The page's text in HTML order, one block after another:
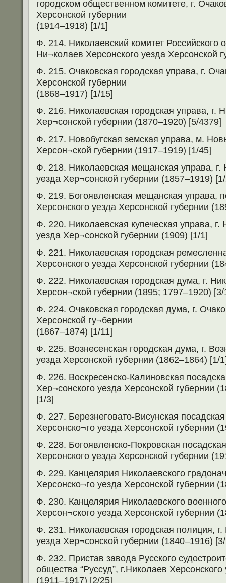
городском общественном комитете, г.
Херсонской губернии
(1914–1918) [1/1]
Ф. 214. Николаевский комитет Российского
Ни¬колаев Херсонского уезда Херсонской
Ф. 215. Очаковская городская управа, г.
Херсонской губернии
(1868–1917) [1/15]
Ф. 216. Николаевская городская управа, г.
Хер¬сонской губернии (1870–1920) [5/4379]
Ф. 217. Новобугская земская управа, м.
Херсон¬ской губернии (1917–1919) [1/45]
Ф. 218. Николаевская мещанская управа, г.
уезда Хер¬сонской губернии (1857–1919)
Ф. 219. Богоявленская мещанская управа,
Херсонского уезда Херсонской губернии
Ф. 220. Николаевская купеческая управа, г.
уезда Хер¬сонской губернии (1909) [1/1]
Ф. 221. Николаевская городская
Херсонского уезда Херсонской губернии
Ф. 222. Николаевская городская дума, г.
Херсон¬ской губернии (1895; 1797–1920)
Ф. 224. Очаковская городская дума, г.
Херсонской гу¬бернии
(1867–1874) [1/11]
Ф. 225. Вознесенская городская дума, г.
уезда Херсонской губернии (1862–1864) [1/
Ф. 226. Воскресенско-Калиновская
Хер¬сонского уезда Херсонской губернии
[1/3]
Ф. 227. Березнеговато-Висунская
Херсонско¬го уезда Херсонской губернии
Ф. 228. Богоявленско-Покровская
Херсонского уезда Херсонской губернии
Ф. 229. Канцелярия Николаевского
Херсонско¬го уезда Херсонской губернии
Ф. 230. Канцелярия Николаевского
Херсон¬ского уезда Херсонской губернии
Ф. 231. Николаевская городская полиция,
уезда Хер¬сонской губернии (1840–1916)
Ф. 232. Пристав завода Русского
общества “Руссуд”, г.Николаев
(1911–1917) [2/25]